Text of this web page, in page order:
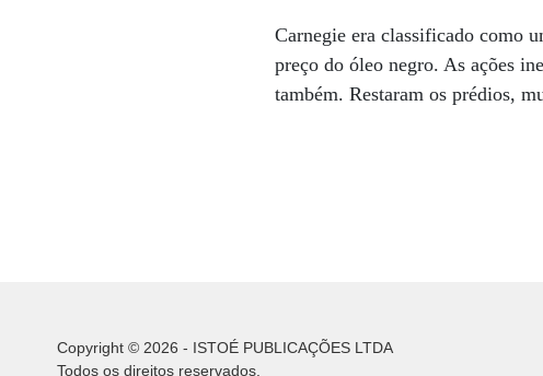
Carnegie era classificado como
preço do óleo negro. As ações
também. Restaram os prédios,
Copyright © 2026 - ISTOÉ PUBLICAÇÕES LTDA
Todos os direitos reservados.